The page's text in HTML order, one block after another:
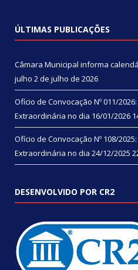
ÚLTIMAS PUBLICAÇÕES
Câmara Municipal informa
julho 2 de julho de 2026
Ofício de Convocação Nº 011/
Extraordinária no dia 16/01/2026
Ofício de Convocação Nº 108/
Extraordinária no dia 24/12/2025
DESENVOLVIDO POR CR2